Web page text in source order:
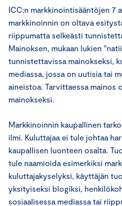
ICC:n markkinointisääntöjen 7
markkinoinnin on oltava
riippumatta selkeästi
Mainoksen, mukaan lukien
tunnistettavissa mainokseksi,
mediassa, jossa on uutisia tai
aineistoa. Tarvittaessa mainos
mainokseksi.
Markkinoinnin kaupallinen
ilmi. Kuluttajaa ei tule johtaa
kaupallisen luonteen osalta.
tule naamioida esimerkiksi
kuluttajakyselyksi, käyttäjän
yksityiseksi blogiksi,
sosiaalisessa mediassa tai